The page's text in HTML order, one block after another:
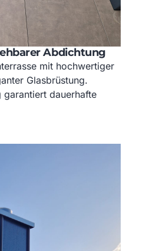
Abdichtung
mit hochwertiger
Glasbrüstung.
dauerhafte